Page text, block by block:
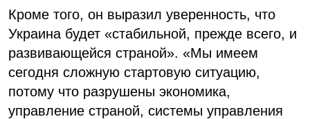
Кроме того, он выразил уверенность, что
Украина будет «стабильной, прежде всего, и
развивающейся страной». «Мы имеем
сегодня сложную стартовую ситуацию,
потому что разрушены экономика,
управление страной, системы управления